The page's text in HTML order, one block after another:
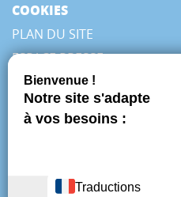
COOKIES
PLAN DU SITE
ESPACE PRESSE